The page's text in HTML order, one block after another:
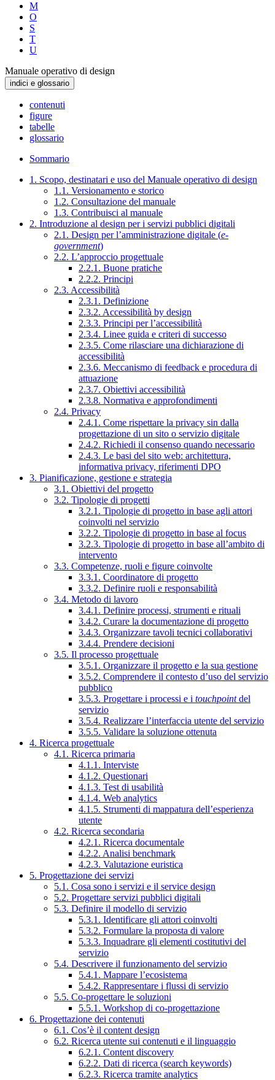
M
O
S
T
U
Manuale operativo di design
indici e glossario
contenuti
figure
tabelle
glossario
Sommario
1. Scopo, destinatari e uso del Manuale operativo di design
1.1. Versionamento e storico
1.2. Consultazione del manuale
1.3. Contribuisci al manuale
2. Introduzione al design per i servizi pubblici digitali
2.1. Design per l’amministrazione digitale (e-
government)
2.2. L’approccio progettuale
2.2.1. Buone pratiche
2.2.2. Principi
2.3. Accessibilità
2.3.1. Definizione
2.3.2. Accessibilità by design
2.3.3. Principi per l’accessibilità
2.3.4. Linee guida e criteri di successo
2.3.5. Come rilasciare una dichiarazione di
accessibilità
2.3.6. Meccanismo di feedback e procedura di
attuazione
2.3.7. Obiettivi accessibilità
2.3.8. Normativa e approfondimenti
2.4. Privacy
2.4.1. Come rispettare la privacy sin dalla
progettazione di un sito o servizio digitale
2.4.2. Richiedi il consenso quando necessario
2.4.3. Le basi del sito web: architettura,
informativa privacy, riferimenti DPO
3. Pianificazione, gestione e strategia
3.1. Obiettivi del progetto
3.2. Tipologie di progetti
3.2.1. Tipologie di progetto in base agli attori
coinvolti nel servizio
3.2.2. Tipologie di progetto in base al focus
3.2.3. Tipologie di progetto in base all’ambito di
intervento
3.3. Competenze, ruoli e figure coinvolte
3.3.1. Coordinatore di progetto
3.3.2. Definire ruoli e responsabilità
3.4. Metodo di lavoro
3.4.1. Definire processi, strumenti e rituali
3.4.2. Curare la documentazione di progetto
3.4.3. Organizzare tavoli tecnici collaborativi
3.4.4. Prendere decisioni
3.5. Il processo progettuale
3.5.1. Organizzare il progetto e la sua gestione
3.5.2. Comprendere il contesto d’uso del servizio
pubblico
3.5.3. Progettare i processi e i touchpointdel
servizio
3.5.4. Realizzare l’interfaccia utente del servizio
3.5.5. Validare la soluzione ottenuta
4. Ricerca progettuale
4.1. Ricerca primaria
4.1.1. Interviste
4.1.2. Questionari
4.1.3. Test di usabilità
4.1.4. Web analytics
4.1.5. Strumenti di mappatura dell’esperienza
utente
4.2. Ricerca secondaria
4.2.1. Ricerca documentale
4.2.2. Analisi benchmark
4.2.3. Valutazione euristica
5. Progettazione dei servizi
5.1. Cosa sono i servizi e il service design
5.2. Progettare servizi pubblici digitali
5.3. Definire il modello di servizio
5.3.1. Identificare gli attori coinvolti
5.3.2. Formulare la proposta di valore
5.3.3. Inquadrare gli elementi costitutivi del
servizio
5.4. Descrivere il funzionamento del servizio
5.4.1. Mappare l’ecosistema
5.4.2. Rappresentare i flussi di servizio
5.5. Co-progettare le soluzioni
5.5.1. Workshop di co-progettazione
6. Progettazione dei contenuti
6.1. Cos’è il content design
6.2. Ricerca utente sui contenuti e il linguaggio
6.2.1. Content discovery
6.2.2. Dati di ricerca (search keywords)
6.2.3. Ricerca tramite analytics